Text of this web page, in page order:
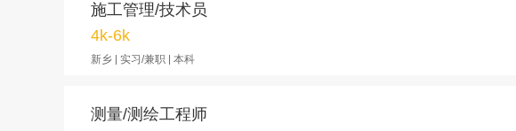
施工管理/技术员
4k-6k
新乡 | 实习/兼职 | 本科
测量/测绘工程师